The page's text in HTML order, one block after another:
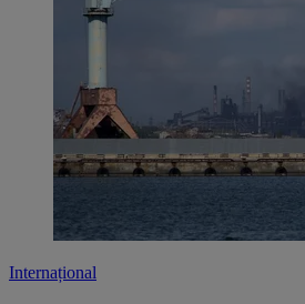
Internațional